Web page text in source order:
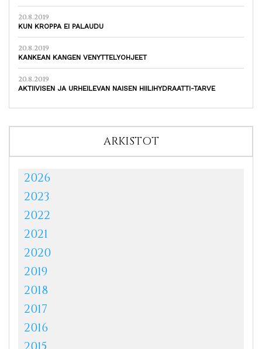
20.8.2019
KUN KROPPA EI PALAUDU
20.8.2019
KANKEAN KANGEN VENYTTELYOHJEET
20.8.2019
AKTIIVISEN JA URHEILEVAN NAISEN HIILIHYDRAATTI-TARVE
ARKISTOT
2026
2023
2022
2021
2020
2019
2018
2017
2016